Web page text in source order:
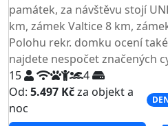
památek, za návštěvu stojí
km, zámek Valtice 8 km,
Polohu rekr. domku ocení
najdete nespočet značených
15
4
Od: 5.497 Kčza objekt a
noc